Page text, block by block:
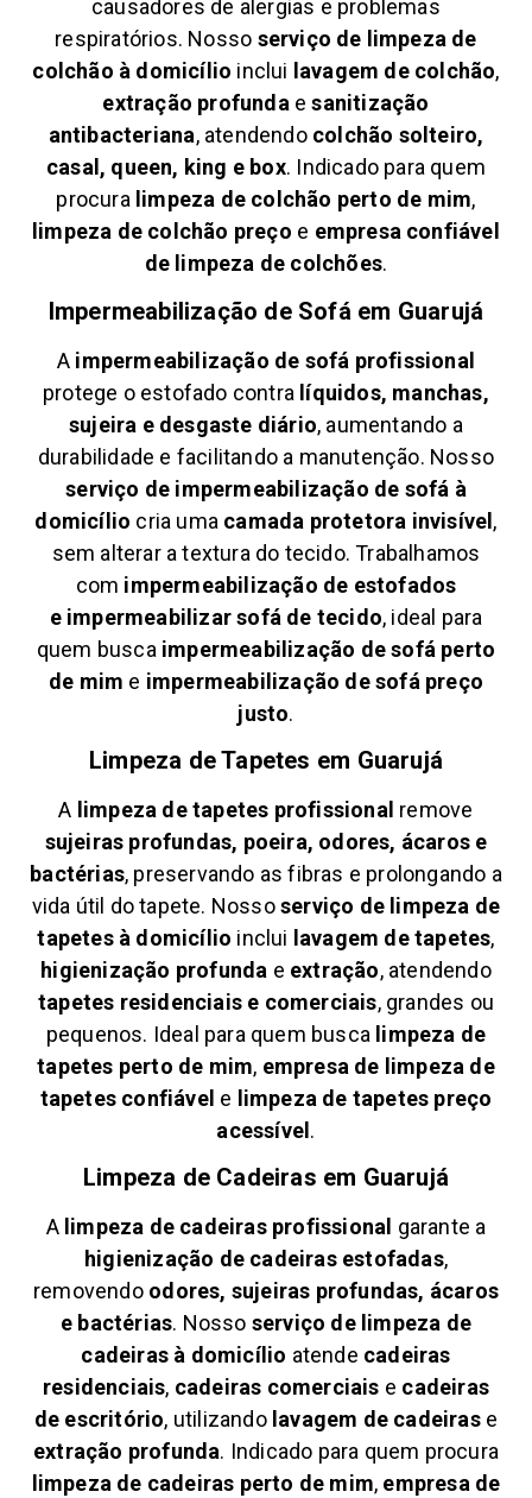
causadores de alergias e problemas
respiratórios. Nosso serviço de limpeza de
colchão à domicílio inclui lavagem de colchão,
extração profunda esanitização
antibacteriana, atendendo colchão solteiro,
casal, queen, king e box. Indicado para quem
procura limpeza de colchão perto de mim,
limpeza de colchão preço e empresa confiável
de limpeza de colchões.
Impermeabilização de Sofá em Guarujá
A impermeabilização de sofá profissional
protege o estofado contra líquidos, manchas,
sujeira e desgaste diário, aumentando a
durabilidade e facilitando a manutenção. Nosso
serviço de impermeabilização de sofá à
domicílio cria uma camada protetora invisível,
sem alterar a textura do tecido. Trabalhamos
com impermeabilização de estofados
e impermeabilizar sofá de tecido, ideal para
quem busca impermeabilização de sofá perto
de mim e impermeabilização de sofá preço
justo.
Limpeza de Tapetes em Guarujá
A limpeza de tapetes profissional remove
sujeiras profundas, poeira, odores, ácaros e
bactérias, preservando as fibras e prolongando a
vida útil do tapete. Nossoserviço de limpeza de
tapetes à domicílio inclui lavagem de tapetes,
higienização profunda e extração, atendendo
tapetes residenciais e comerciais, grandes ou
pequenos. Ideal para quem busca limpeza de
tapetes perto de mim, empresa de limpeza de
tapetes confiável e limpeza de tapetes preço
acessível .
Limpeza de Cadeiras em Guarujá
A limpeza de cadeiras profissional garante a
higienização de cadeiras estofadas,
removendoodores, sujeiras profundas, ácaros
e bactérias. Nosso serviço de limpeza de
cadeiras à domicílio atende cadeiras
residenciais, cadeiras comerciais e cadeiras
de escritório, utilizando lavagem de cadeirase
extração profunda. Indicado para quem procura
limpeza de cadeiras perto de mim, empresa de